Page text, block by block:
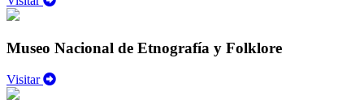
Museo Nacional de Etnografía y Folklore
Visitar